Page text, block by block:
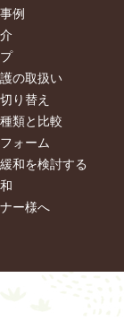
例
の取扱い
り替え
類と比較
ォーム
和を検討する
ー様へ